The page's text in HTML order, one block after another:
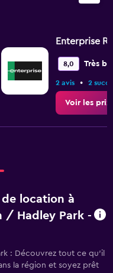
Enterprise
8,0 Très
2 avis • 2
Voir les prix
location à
/ Hadley Park -
: Découvrez tout ce qu’il
la région et soyez prêt